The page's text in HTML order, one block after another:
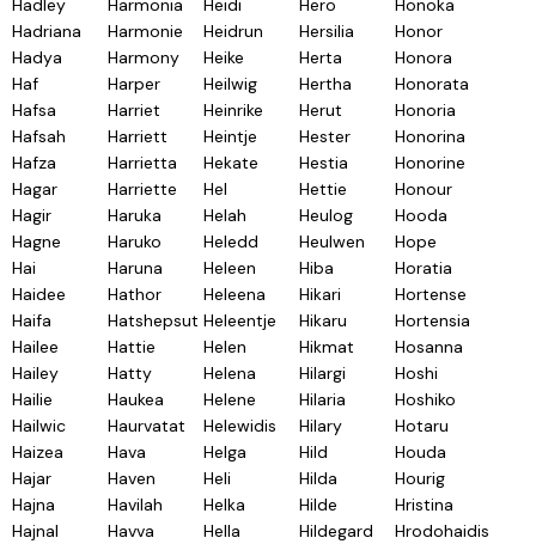
Hadley
Harmonia Heidi Hero
Honoka
Hadriana
Harmonie Heidrun Hersilia
Honor
Hadya
Harmony Heike Herta
Honora
Haf
Harper Heilwig Hertha
Honorata
Hafsa
Harriet Heinrike Herut
Honoria
Hafsah
Harriett Heintje Hester
Honorina
Hafza
Harrietta Hekate Hestia
Honorine
Hagar
Harriette Hel Hettie
Honour
Hagir
Haruka Helah Heulog
Hooda
Hagne
Haruko Heledd Heulwen
Hope
Hai
Haruna Heleen Hiba
Horatia
Haidee
Hathor Heleena Hikari
Hortense
Haifa
Hatshepsut Heleentje Hikaru
Hortensia
Hailee
Hattie Helen Hikmat
Hosanna
Hailey
Hatty Helena Hilargi
Hoshi
Hailie
Haukea Helene Hilaria
Hoshiko
Hailwic
Haurvatat Helewidis Hilary
Hotaru
Haizea
Hava Helga Hild
Houda
Hajar
Haven Heli Hilda
Hourig
Hajna
Havilah Helka Hilde
Hristina
Hajnal
Havva Hella Hildegard
Hrodohaidis